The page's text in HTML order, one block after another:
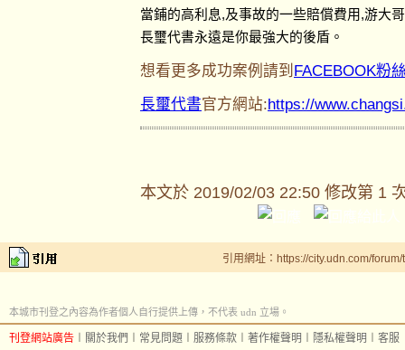
當鋪的高利息,及事故的一些賠償費用,游大
長璽代書永遠是你最強大的後盾。
想看更多成功案例請到 FACEBOOK粉
長璽代書官方網站:https://
本文於 2019/02/03 22:50 修改第 1
引用網址：https://city.udn.com/
本城市刊登之內容為作者個人自行提供上傳，不代表 udn 立場。
刊登網站廣告 關於我們 常見問題 服務條款 著作權聲明 隱私權聲明 客服